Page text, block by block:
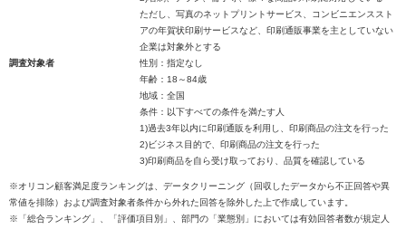
ただし、写真のネットプリントサービス、コンビニエンススト
アの年賀状印刷サービスなど、印刷通販事業を主としていない
企業は対象外とする
調査対象者
性別：指定なし
年齢：18～84歳
地域：全国
条件：以下すべての条件を満たす人
1)過去3年以内に印刷通販を利用し、印刷商品の注文を行った
2)ビジネス目的で、印刷商品の注文を行った
3)印刷商品を自ら受け取っており、品質を確認している
※オリコン顧客満足度ランキングは、データクリーニング（回収したデータから不正回答や異
常値を排除）および調査対象者条件から外れた回答を除外した上で作成しています。
※「総合ランキング」、「評価項目別」、部門の「業態別」においては有効回答者数が規定人